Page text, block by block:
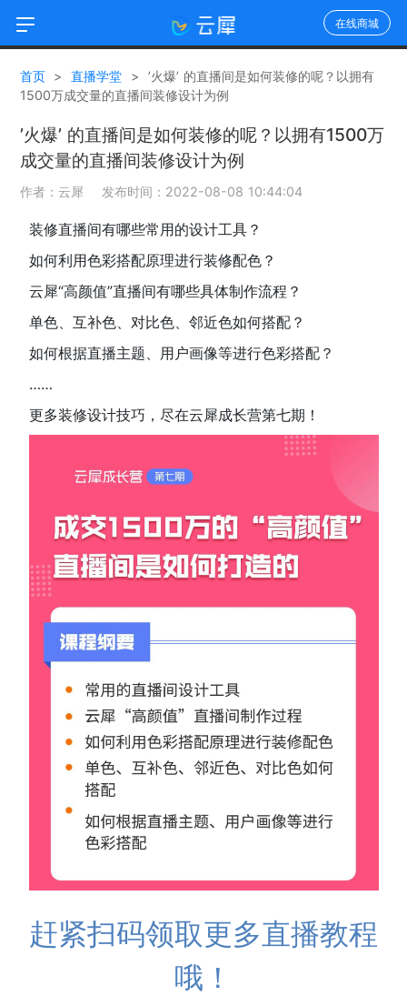
在线商城
首页 > 直播学堂 >
’火爆’ 的直播间是如何装修的呢？以拥有
1500万成交量的直播间装修设计为例
’火爆’ 的直播间是如何装修的呢？以拥有1500万
成交量的直播间装修设计为例
作者：云犀 发布时间：2022-08-08 10:44:04
装修直播间有哪些常用的设计工具？
如何利用色彩搭配原理进行装修配色？
云犀“高颜值”直播间有哪些具体制作流程？
单色、互补色、对比色、邻近色如何搭配？
如何根据直播主题、用户画像等进行色彩搭配？
……
更多装修设计技巧，尽在云犀成长营第七期！
赶紧扫码领取更多直播教程
哦！